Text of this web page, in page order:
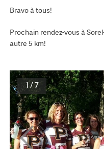
Bravo à tous!
Prochain rendez-vous à
autre 5 km!
1 / 7